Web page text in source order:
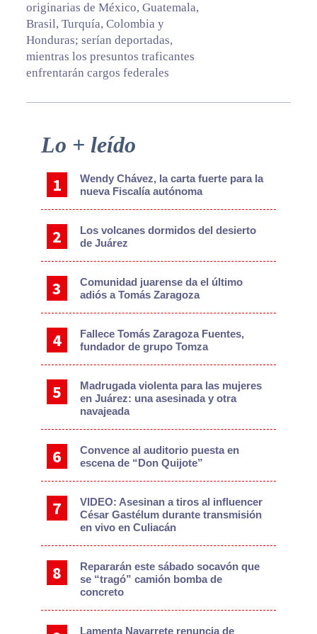
originarias de México, Guatemala,
Brasil, Turquía, Colombia y
Honduras; serían deportadas,
mientras los presuntos traficantes
enfrentarán cargos federales
Primary
Sidebar
Lo + leído
Wendy Chávez, la carta fuerte para la
nueva Fiscalía autónoma
Los volcanes dormidos del desierto
de Juárez
Comunidad juarense da el último
adiós a Tomás Zaragoza
Fallece Tomás Zaragoza Fuentes,
fundador de grupo Tomza
Madrugada violenta para las mujeres
en Juárez: una asesinada y otra
navajeada
Convence al auditorio puesta en
escena de “Don Quijote”
VIDEO: Asesinan a tiros al influencer
César Gastélum durante transmisión
en vivo en Culiacán
Repararán este sábado socavón que
se “tragó” camión bomba de
concreto
Lamenta Navarrete renuncia de